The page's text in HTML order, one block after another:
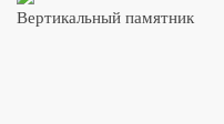
Вертикальный памятник